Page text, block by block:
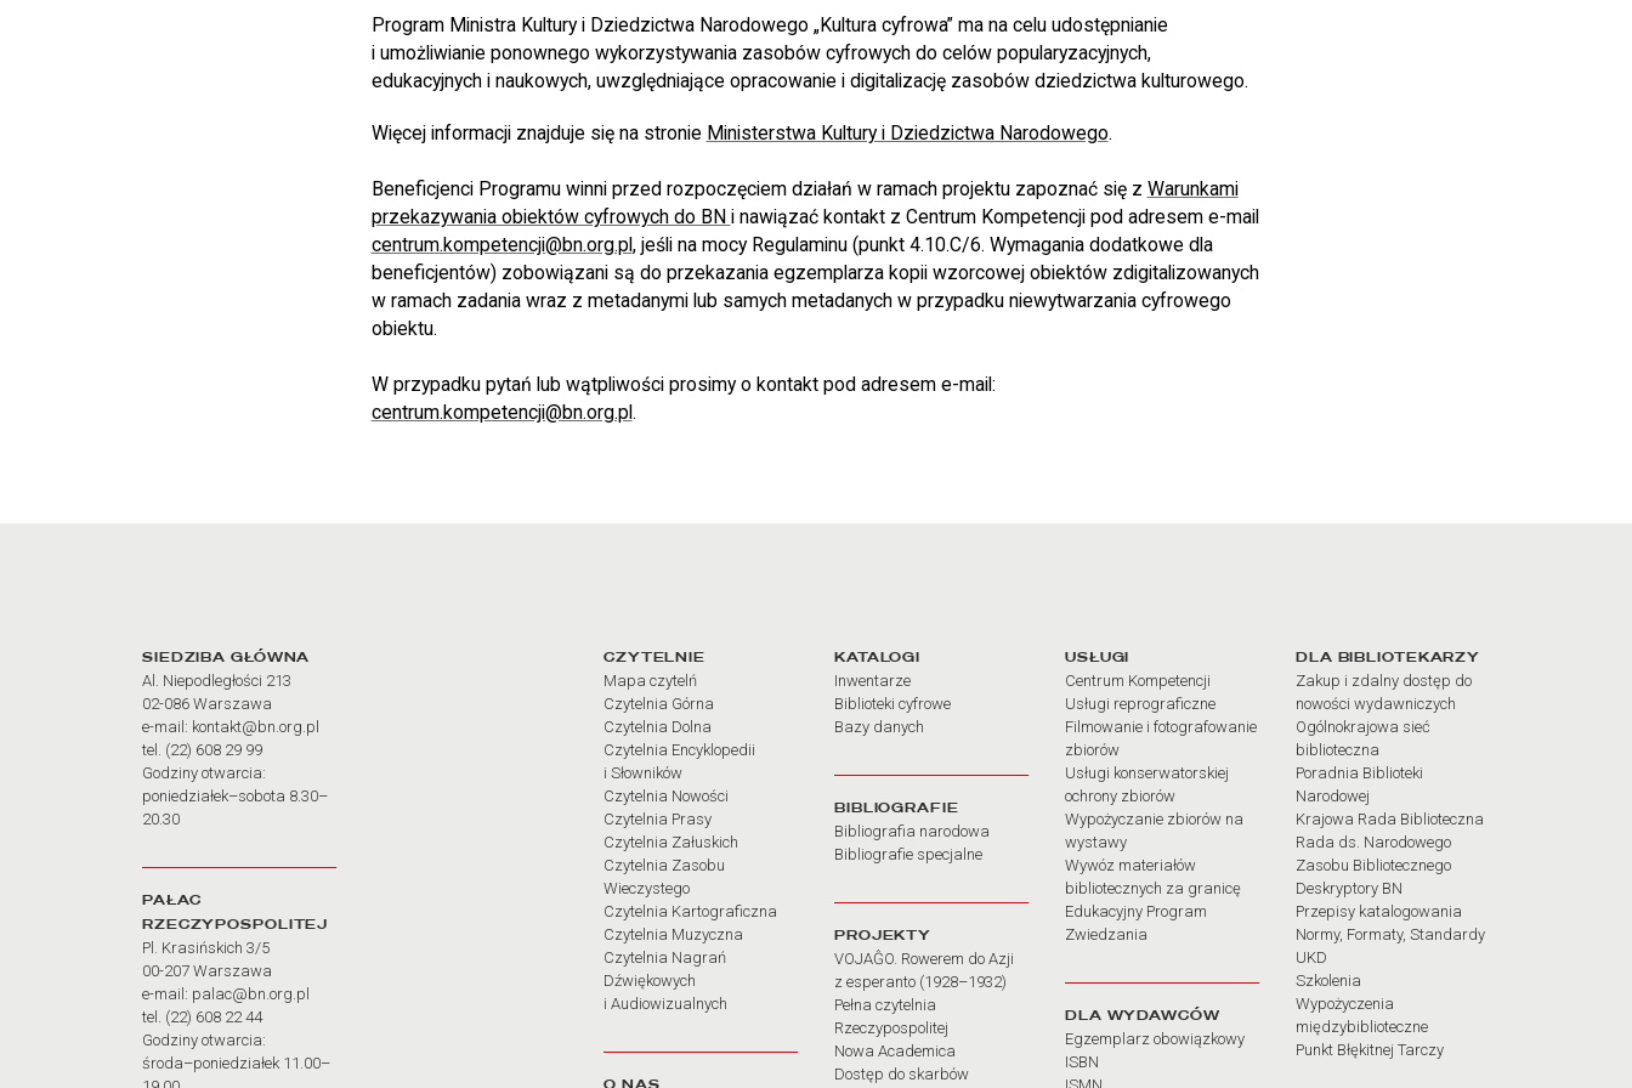
Program Ministra Kultury i Dziedzictwa Narodowego „Kultura cyfrowa” ma na celu udostępnianie
i umożliwianie ponownego wykorzystywania zasobów cyfrowych do celów popularyzacyjnych,
edukacyjnych i naukowych, uwzględniające opracowanie i digitalizację zasobów dziedzictwa kulturowego.
Więcej informacji znajduje się na stronie Ministerstwa Kultury i Dziedzictwa Narodowego.
Beneficjenci Programu winni przed rozpoczęciem działań w ramach projektu zapoznać się z Warunkami
przekazywania obiektów cyfrowych do BN i nawiązać kontakt z Centrum Kompetencji pod adresem e-mail
centrum.kompetencji@bn.org.pl, jeśli na mocy Regulaminu (punkt 4.10.C/6. Wymagania dodatkowe dla
beneficjentów) zobowiązani są do przekazania egzemplarza kopii wzorcowej obiektów zdigitalizowanych
w ramach zadania wraz z metadanymi lub samych metadanych w przypadku niewytwarzania cyfrowego
obiektu.
W przypadku pytań lub wątpliwości prosimy o kontakt pod adresem e-mail:
centrum.kompetencji@bn.org.pl.
Adres oraz godziny otwarcia
SIEDZIBA GŁÓWNA
Al. Niepodległości 213
02-086 Warszawa
e-mail: kontakt@bn.org.pl
tel. (22) 608 29 99
Godziny otwarcia:
poniedziałek–sobota 8.30–
20.30
PAŁAC
RZECZYPOSPOLITEJ
Pl. Krasińskich 3/5
00-207 Warszawa
e-mail: palac@bn.org.pl
tel. (22) 608 22 44
Godziny otwarcia:
środa–poniedziałek 11.00–
Linki do najważniejszych działów
CZYTELNIE
Mapa czytelń
Czytelnia Górna
Czytelnia Dolna
Czytelnia Encyklopedii
i Słowników
Czytelnia Nowości
Czytelnia Prasy
Czytelnia Załuskich
Czytelnia Zasobu
Wieczystego
Czytelnia Kartograficzna
Czytelnia Muzyczna
Czytelnia Nagrań
Dźwiękowych
i Audiowizualnych
KATALOGI
Inwentarze
Biblioteki cyfrowe
Bazy danych
BIBLIOGRAFIE
Bibliografia narodowa
Bibliografie specjalne
PROJEKTY
VOJAĜO. Rowerem do Azji
z esperanto (1928–1932)
Pełna czytelnia
Rzeczypospolitej
Nowa Academica
Dostęp do skarbów
USŁUGI
Centrum Kompetencji
Usługi reprograficzne
Filmowanie i fotografowanie
zbiorów
Usługi konserwatorskiej
ochrony zbiorów
Wypożyczanie zbiorów na
wystawy
Wywóz materiałów
bibliotecznych za granicę
Edukacyjny Program
Zwiedzania
DLA WYDAWCÓW
Egzemplarz obowiązkowy
ISBN
DLA BIBLIOTEKARZY
Zakup i zdalny dostęp do
nowości wydawniczych
Ogólnokrajowa sieć
biblioteczna
Poradnia Biblioteki
Narodowej
Krajowa Rada Biblioteczna
Rada ds. Narodowego
Zasobu Bibliotecznego
Deskryptory BN
Przepisy katalogowania
Normy, Formaty, Standardy
UKD
Szkolenia
Wypożyczenia
międzybiblioteczne
Punkt Błękitnej Tarczy